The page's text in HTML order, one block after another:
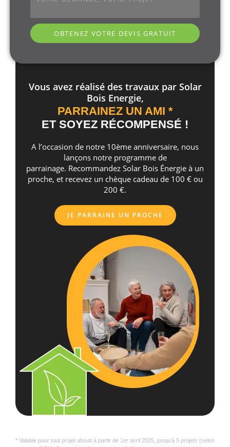
OBTENEZ VOTRE DEVIS GRATUIT
Vous avez réalisé des travaux par Solar
Bois Energie,
PARRAINEZ UN AMI *
ET SOYEZ RÉCOMPENSÉ !
A l’occasion de notre 10ème anniversaire, nous
lançons notre programme de
parrainage. Recommandez Solar Bois Énergie à un
proche, et recevez un chèque cadeau de 100 € ou
200 €.
JE PARRAINE UN PROCHE
* Valable pour tout projet abouti à partir de 1er avril 2025, jusqu’à 5 projets (selon